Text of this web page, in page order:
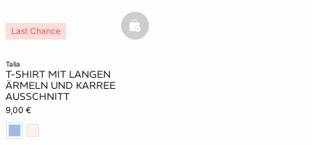
talia
T-SHIRT MIT LANGEN
ÄRMELN UND KARREE
AUSSCHNITT
9,00 €
Last Chance basketfull